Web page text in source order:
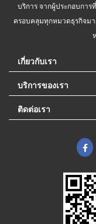
บริการ จากผู้ประกอบกา
ครอบคลุมทุกหมวดธุรกิจม
เกี่ยวกับเรา
บริการของเรา
ติดต่อเรา